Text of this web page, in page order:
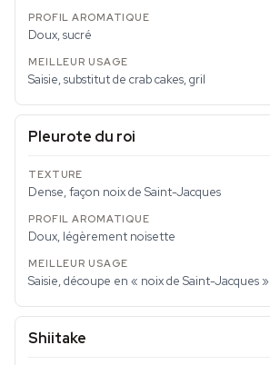
Doux, sucré
Saisie, substitut de crab cakes, gril
Pleurote du roi
Dense, façon noix de Saint-Jacques
Doux, légèrement noisette
Saisie, découpe en « noix de Saint-Jacques »
Shiitake